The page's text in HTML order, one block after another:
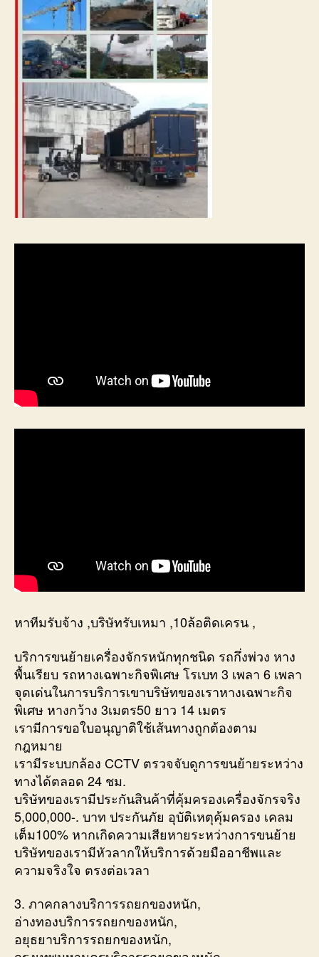
หาทีมรับจ้าง ,บริษัทรับเหมา ,10ล้อติดเครน ,
บริการขนย้ายเครื่องจักรหนักทุกชนิด รถกึ่งพ่วง หาง
พื้นเรียบ รถหางเฉพาะกิจพิเศษ โรเบท 3 เพลา 6 เพลา
จุดเด่นในการบริการเขาบริษัทของเราหางเฉพาะกิจ
พิเศษ หางกว้าง 3เมตร50 ยาว 14 เมตร
เรามีการขอใบอนุญาติใช้เส้นทางถูกต้องตาม
กฎหมาย
เรามีระบบกล้อง CCTV ตรวจจับดูการขนย้ายระหว่าง
ทางได้ตลอด 24 ชม.
บริษัทของเรามีประกันสินค้าที่คุ้มครองเครื่องจักรจริง
5,000,000-. บาท ประกันภัย อุบัติเหตุคุ้มครอง เคลม
เต็ม100% หากเกิดความเสียหายระหว่างการขนย้าย
บริษัทของเรามีหัวลากให้บริการด้วยมืออาชีพและ
ความจริงใจ ตรงต่อเวลา
3. ภาคกลางบริการรถยกของหนัก,
อ่างทองบริการรถยกของหนัก,
อยุธยาบริการรถยกของหนัก,